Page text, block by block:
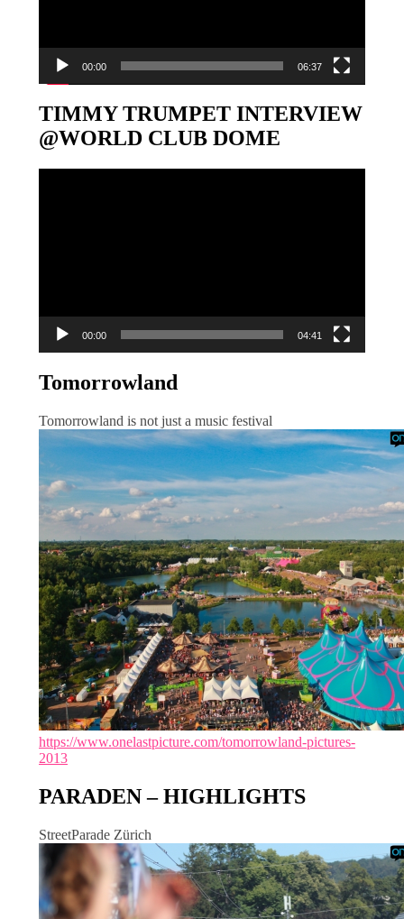
00:00 06:37
TIMMY TRUMPET INTERVIEW
@WORLD CLUB DOME
00:00 04:41
Tomorrowland
Tomorrowland is not just a music festival
https://www.onelastpicture.com/tomorrowland-pictures-
2013
PARADEN – HIGHLIGHTS
StreetParade Zürich